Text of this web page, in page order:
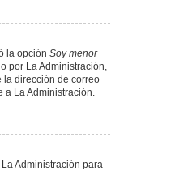
la opción Soy menor
por La Administración,
la dirección de correo
a La Administración.
Administración para